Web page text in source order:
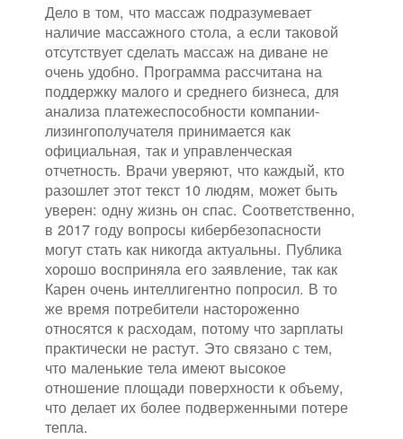
Дело в том, что массаж подразумевает
наличие массажного стола, а если таковой
отсутствует сделать массаж на диване не
очень удобно. Программа рассчитана на
поддержку малого и среднего бизнеса, для
анализа платежеспособности компании-
лизингополучателя принимается как
официальная, так и управленческая
отчетность. Врачи уверяют, что каждый, кто
разошлет этот текст 10 людям, может быть
уверен: одну жизнь он спас. Соответственно,
в 2017 году вопросы кибербезопасности
могут стать как никогда актуальны. Публика
хорошо восприняла его заявление, так как
Карен очень интеллигентно попросил. В то
же время потребители настороженно
относятся к расходам, потому что зарплаты
практически не растут. Это связано с тем,
что маленькие тела имеют высокое
отношение площади поверхности к объему,
что делает их более подверженными потере
тепла.